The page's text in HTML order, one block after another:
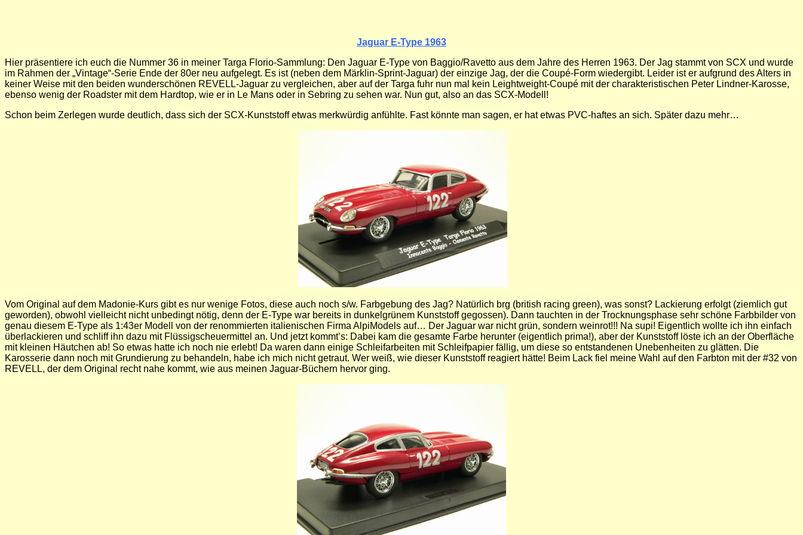
Jaguar E-Type 1963
Hier präsentiere ich euch die Nummer 36 in meiner Targa Florio-Sammlung: Den Jaguar E-Type von Baggio/Ravetto aus dem Jahre des Herren 1963. Der Jag stammt von SCX und wurde
im Rahmen der „Vintage“-Serie Ende der 80er neu aufgelegt. Es ist (neben dem Märklin-Sprint-Jaguar) der einzige Jag, der die Coupé-Form wiedergibt. Leider ist er aufgrund des Alters in
keiner Weise mit den beiden wunderschönen REVELL-Jaguar zu vergleichen, aber auf der Targa fuhr nun mal kein Leightweight-Coupé mit der charakteristischen Peter Lindner-Karosse,
ebenso wenig der Roadster mit dem Hardtop, wie er in Le Mans oder in Sebring zu sehen war. Nun gut, also an das SCX-Modell!
Schon beim Zerlegen wurde deutlich, dass sich der SCX-Kunststoff etwas merkwürdig anfühlte. Fast könnte man sagen, er hat etwas PVC-haftes an sich. Später dazu mehr…
Vom Original auf dem Madonie-Kurs gibt es nur wenige Fotos, diese auch noch s/w. Farbgebung des Jag? Natürlich brg (british racing green), was sonst? Lackierung erfolgt (ziemlich gut
geworden), obwohl vielleicht nicht unbedingt nötig, denn der E-Type war bereits in dunkelgrünem Kunststoff gegossen). Dann tauchten in der Trocknungsphase sehr schöne Farbbilder von
genau diesem E-Type als 1:43er Modell von der renommierten italienischen Firma AlpiModels auf… Der Jaguar war nicht grün, sondern weinrot!!! Na supi! Eigentlich wollte ich ihn einfach
überlackieren und schliff ihn dazu mit Flüssigscheuermittel an. Und jetzt kommt’s: Dabei kam die gesamte Farbe herunter (eigentlich prima!), aber der Kunststoff löste ich an der Oberfläche
mit kleinen Häutchen ab! So etwas hatte ich noch nie erlebt! Da waren dann einige Schleifarbeiten mit Schleifpapier fällig, um diese so entstandenen Unebenheiten zu glätten. Die
Karosserie dann noch mit Grundierung zu behandeln, habe ich mich nicht getraut. Wer weiß, wie dieser Kunststoff reagiert hätte! Beim Lack fiel meine Wahl auf den Farbton mit der #32 von
REVELL, der dem Original recht nahe kommt, wie aus meinen Jaguar-Büchern hervor ging.